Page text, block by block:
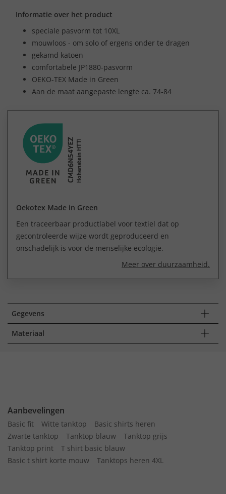
Informatie over het product
speciale pasvorm tot 10XL
mouwloos - om solo of ergens onder te dragen
gekamd katoen
comfortabele JP1880-pasvorm
OEKO-TEX Made in Green
Aan de maat aangepaste lengte ca. 74-84
Oekotex Made in Green
Een traceerbaar productlabel voor textiel dat op
gecontroleerde wijze wordt geproduceerd en
onschadelijk is voor de menselijke ecologie.
Meer over duurzaamheid.
Gegevens
Materiaal
Aanbevelingen
Basic fit Witte tanktop
Basic shirts heren
Zwarte tanktop
Tanktop blauw
Tanktop grijs
Tanktop print
T shirt basic blauw
Basic t shirt korte mouw
Tanktops heren 4XL